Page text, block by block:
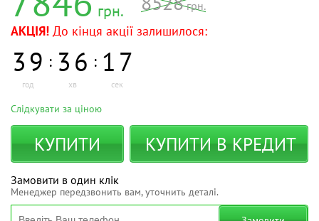
грн. грн.
АКЦІЯ! До кінця акції залишилося:
39
год
: 36
хв
: 17
сек
Слідкувати за ціною
КУПИТИ КУПИТИ В КРЕДИТ
Замовити в один клік
Менеджер передзвонить вам, уточнить деталі.